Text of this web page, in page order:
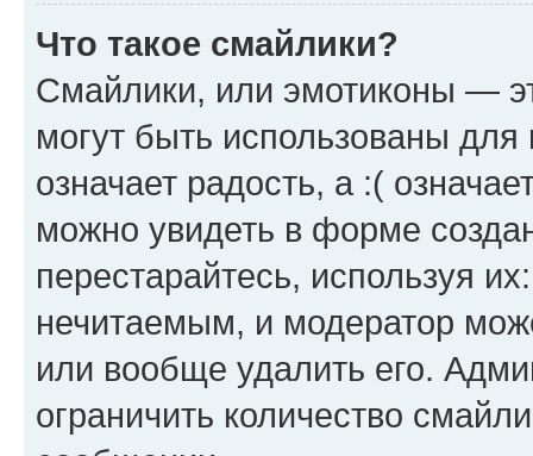
Что такое смайлики?
Смайлики, или эмотиконы —
могут быть использованы
означает радость, а :(
можно увидеть в форме
перестарайтесь, используя
нечитаемым, и модератор
или вообще удалить его.
ограничить количество